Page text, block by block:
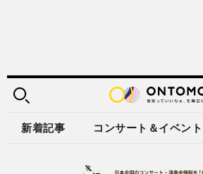
新着記事 コンサート＆イベント